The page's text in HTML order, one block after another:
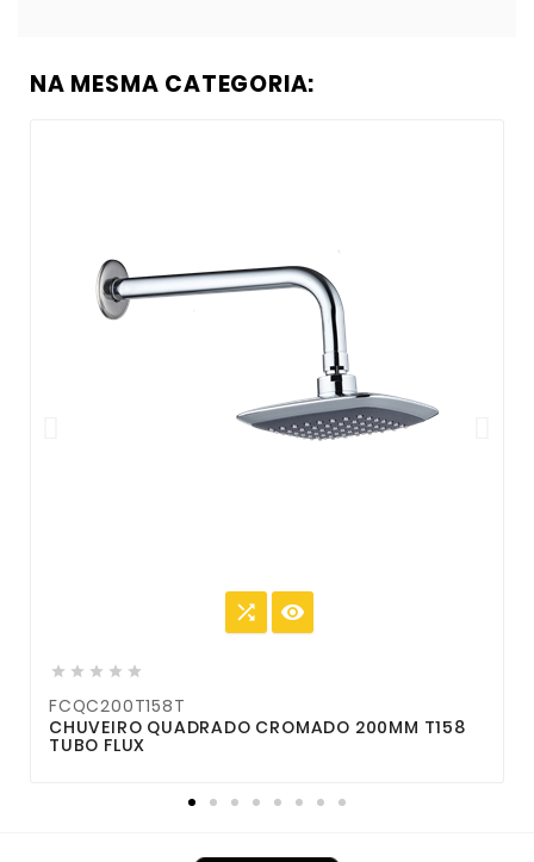
NA MESMA CATEGORIA:
 
    
FCQC200T158T
CHUVEIRO QUADRADO CROMADO 200MM T158
TUBO FLUX